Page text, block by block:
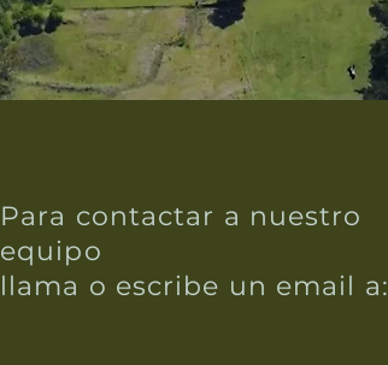
Para contactar a nuestro
equipo
llama o escribe un email a: